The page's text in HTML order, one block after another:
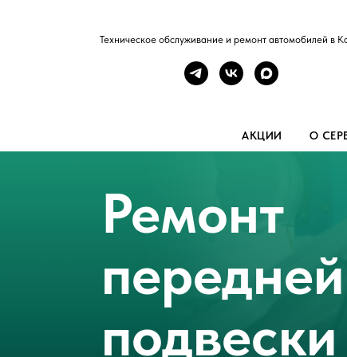
Техническое обслуживание и ремонт автомобилей в
АКЦИИ О
Ремонт
передней
подвески